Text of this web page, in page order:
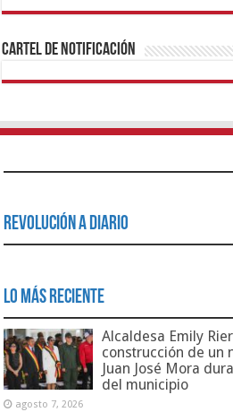
1xbetBetturkeyBetistKralbet
https://mvbcasino.com/
Cartel de Notificación
Revolución a Diario
Lo Más Reciente
Alcaldesa Emily
construcción de un
Juan José Mora
del municipio
agosto 7, 2026